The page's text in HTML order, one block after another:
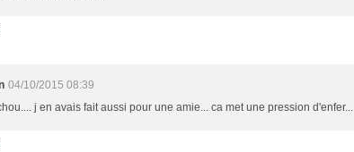
04/10/2015 08:39
j en avais fait aussi pour une amie... ca met une pression d'enfer...